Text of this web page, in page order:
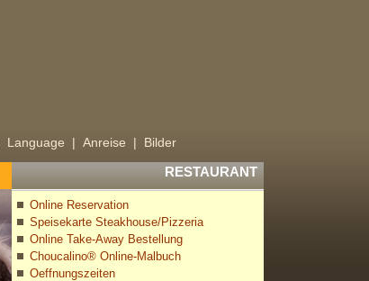
Language | Anreise | Bilder
RESTAURANT
Online Reservation
Speisekarte Steakhouse/Pizzeria
Online Take-Away Bestellung
Choucalino® Online-Malbuch
Oeffnungszeiten